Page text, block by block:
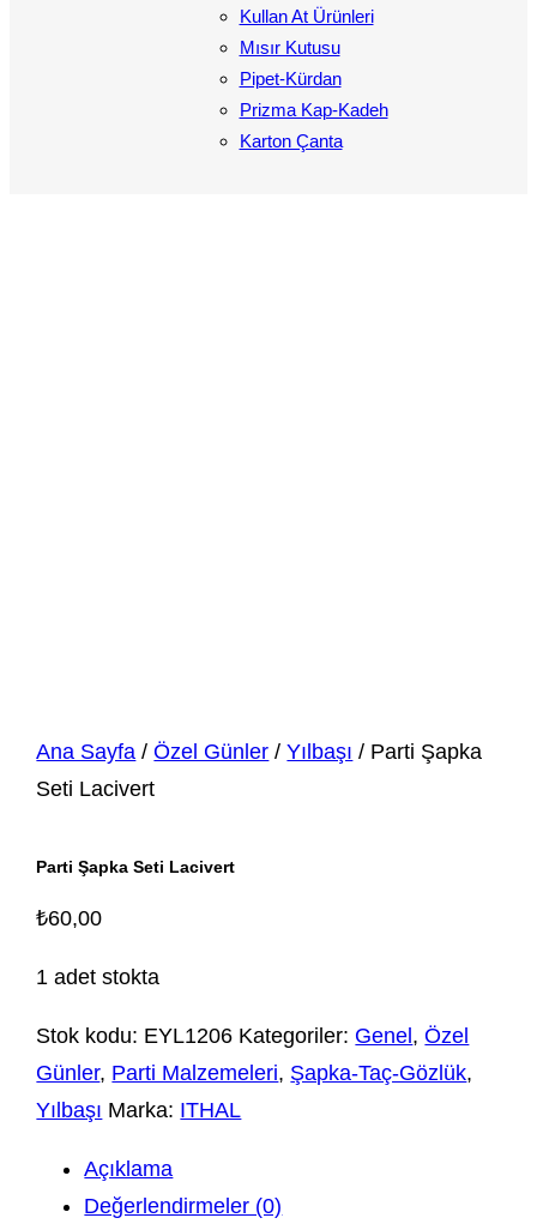
Kullan At Ürünleri
Mısır Kutusu
Pipet-Kürdan
Prizma Kap-Kadeh
Karton Çanta
Ana Sayfa /Özel Günler /Yılbaşı / Parti Şapka
Seti Lacivert
Parti Şapka Seti Lacivert
₺60,00
1 adet stokta
Stok kodu: EYL1206 Kategoriler: Genel ,Özel
Günler, Parti Malzemeleri, Şapka-Taç-Gözlük,
Yılbaşı Marka: ITHAL
Açıklama
Değerlendirmeler (0)